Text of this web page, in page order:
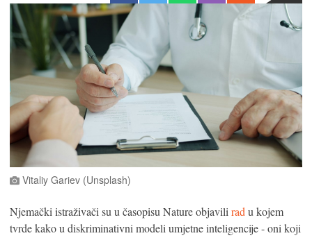
Vitaliy Gariev (Unsplash)
Njemački istraživači su u časopisu Nature objaviliradu kojem
tvrde kako u diskriminativni modeli umjetne inteligencije - oni koji